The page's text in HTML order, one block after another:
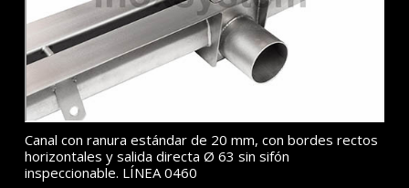
Canal con ranura estándar de 20 mm, con bordes rectos
horizontales y salida directa Ø 63 sin sifón
inspeccionable. LÍNEA 0460